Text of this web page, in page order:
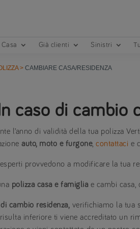
Casa Già clienti Sinistri
> CAMBIARE CASA/RESIDENZA
caso di cambio
l’anno di validità della tua polizza
auto, moto e furgone,contattaci e
esperti provvedono a modificare la tua
polizza casa e famiglia e cambi
cambio residenza, verifichiamo la tua
inferiore ti viene accreditato un